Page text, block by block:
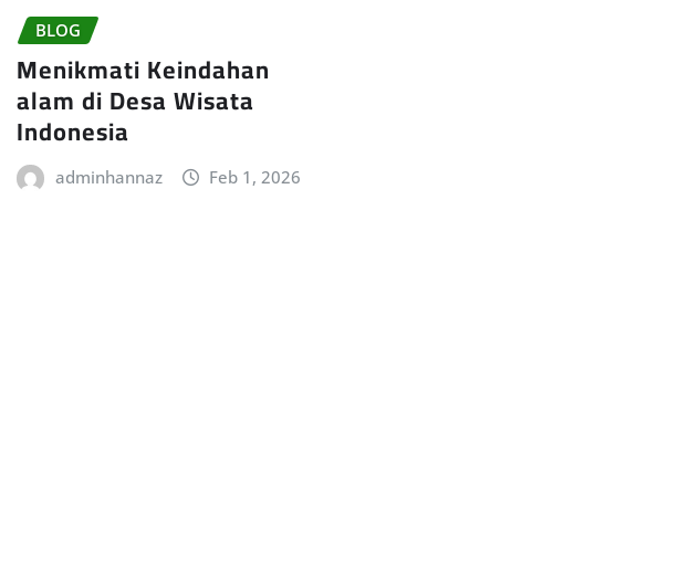
BLOG
Menikmati Keindahan
alam di Desa Wisata
Indonesia
adminhannaz Feb 1, 2026